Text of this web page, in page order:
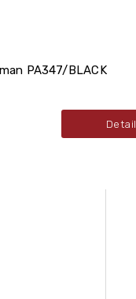
PA347/BLACK
Detail